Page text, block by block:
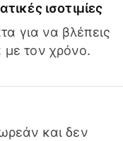
ισοτιμίες
για να βλέπεις
με τον χρόνο.
και δεν